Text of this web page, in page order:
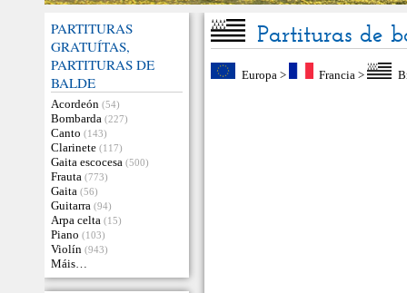
PARTITURAS
GRATUÍTAS,
PARTITURAS DE
BALDE
Acordeón (54)
Bombarda (227)
Canto (143)
Clarinete (117)
Gaita escocesa (500)
Frauta (773)
Gaita (56)
Guitarra (94)
Arpa celta (15)
Piano (103)
Violín (943)
Máis…
Partituras de
Europa> Francia >